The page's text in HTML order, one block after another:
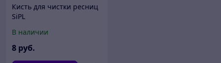
Кисть для чистки ресниц
SiPL
В наличии
8 руб.